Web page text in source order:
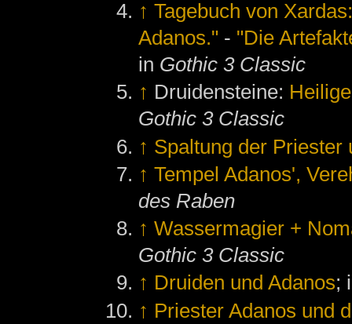
↑ Tagebuch von
Adanos." - "Die
in Gothic 3 Classic
↑ Druidensteine:
Gothic 3 Classic
↑ Spaltung der Priester
↑ Tempel Adanos',
des Raben
↑ Wassermagier +
Gothic 3 Classic
↑ Druiden und Adanos;
↑ Priester Adanos und